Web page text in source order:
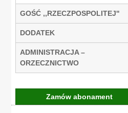
GOŚĆ ,,RZECZPOSPOLITEJ''
DODATEK
ADMINISTRACJA –
ORZECZNICTWO
Zamów abonament